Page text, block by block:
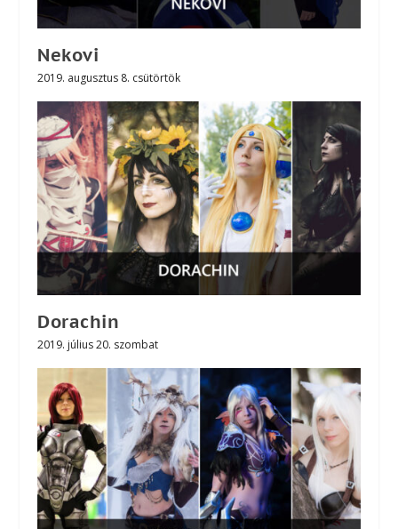
Nekovi
2019. augusztus 8. csütörtök
Dorachin
2019. július 20. szombat